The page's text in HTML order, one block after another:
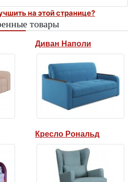
на этой странице?
товары
Диван Наполи
Кресло Рональд